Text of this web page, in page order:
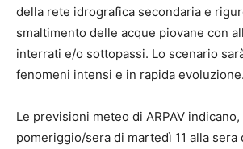
della rete idrografica secondaria e
smaltimento delle acque piovane con
interrati e/o sottopassi. Lo scenario
fenomeni intensi e in rapida evoluzione.
Le previsioni meteo di ARPAV
pomeriggio/sera di martedì 11 alla sera